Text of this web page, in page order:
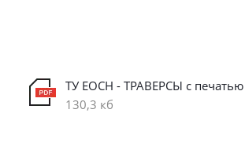
ТУ ЕОСН - ТРАВЕРСЫ с печатью
130,3 кб